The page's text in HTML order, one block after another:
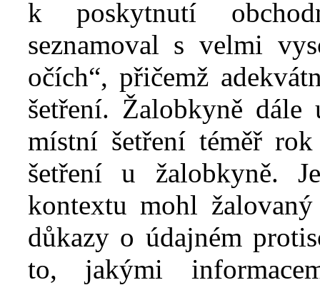
k
poskytnutí
seznamoval s velmi
očích“, přičemž
šetření. Žalobkyně
místní šetření téměř
šetření u žalobkyně.
kontextu mohl
důkazy o údajném
to, jakými